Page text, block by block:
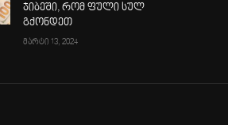
ჯიბეში, რომ ფული სულ
გქონდეთ
მარტი 13, 2024